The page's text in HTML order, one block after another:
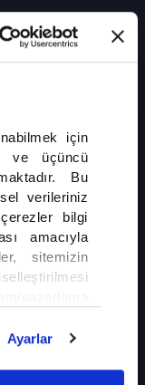
için
ve üçüncü
Bu
verileriniz
bilgi
amacıyla
sitemizin
Ayarlar
maaş zammı
aylıkları, 1
ayından